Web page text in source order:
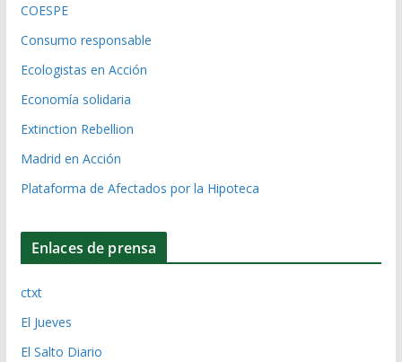
COESPE
Consumo responsable
Ecologistas en Acción
Economía solidaria
Extinction Rebellion
Madrid en Acción
Plataforma de Afectados por la Hipoteca
Enlaces de prensa
ctxt
El Jueves
El Salto Diario